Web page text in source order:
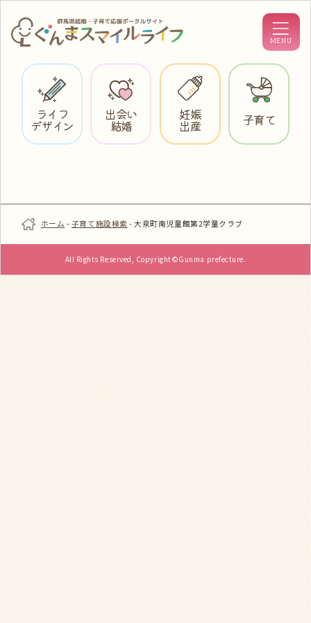
ライフ
デザイン
出会い
結婚
妊娠
出産 子育て
ホーム -子育て施設検索 -大泉町南児童館第2学童クラブ
All Rights Reserved, Copyright©Gunma prefecture.